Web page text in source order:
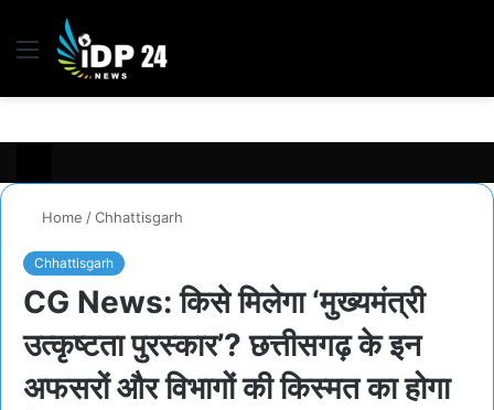
Menu
Home /Chhattisgarh
Chhattisgarh
CG News: किसे मिलेगा ‘मुख्यमंत्री
उत्कृष्टता पुरस्कार’? छत्तीसगढ़ के इन
अफसरों और विभागों की किस्मत का होगा